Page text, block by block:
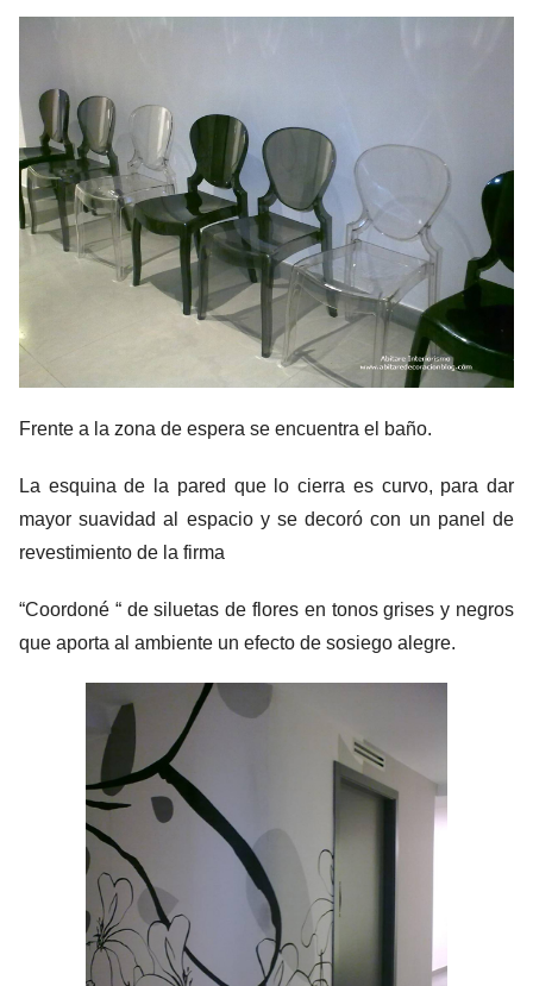
Frente a la zona de espera se encuentra el baño.
La esquina de la pared que lo cierra es curvo, para dar
mayor suavidad al espacio y se decoró con un panel de
revestimiento de la firma
“Coordoné “ de siluetas de flores en tonos grises y negros
que aporta al ambiente un efecto de sosiego alegre.